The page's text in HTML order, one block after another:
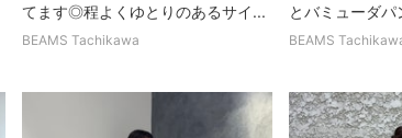
てます◎程よくゆとりのあるサイ...
BEAMS Tachikawa
とバミューダ
BEAMS